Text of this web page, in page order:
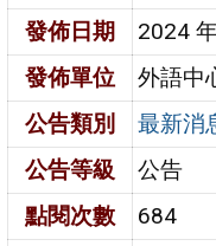
發佈日期
2024
發佈單位
外語中
公告類別
最新消
公告等級
公告
點閱次數
684